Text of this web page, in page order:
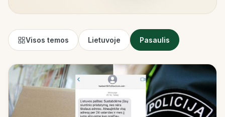
Visos temos Lietuvoje Pasaulis